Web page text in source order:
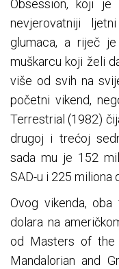
Obsession, koji
nevjerovatniji
glumaca, a riječ
muškarcu koji želi
više od svih na
početni vikend,
Terrestrial (1982)
drugoj i trećoj
sada mu je 152
SAD-u i 225 miliona
Ovog vikenda,
dolara na
od Masters of the
Mandalorian and